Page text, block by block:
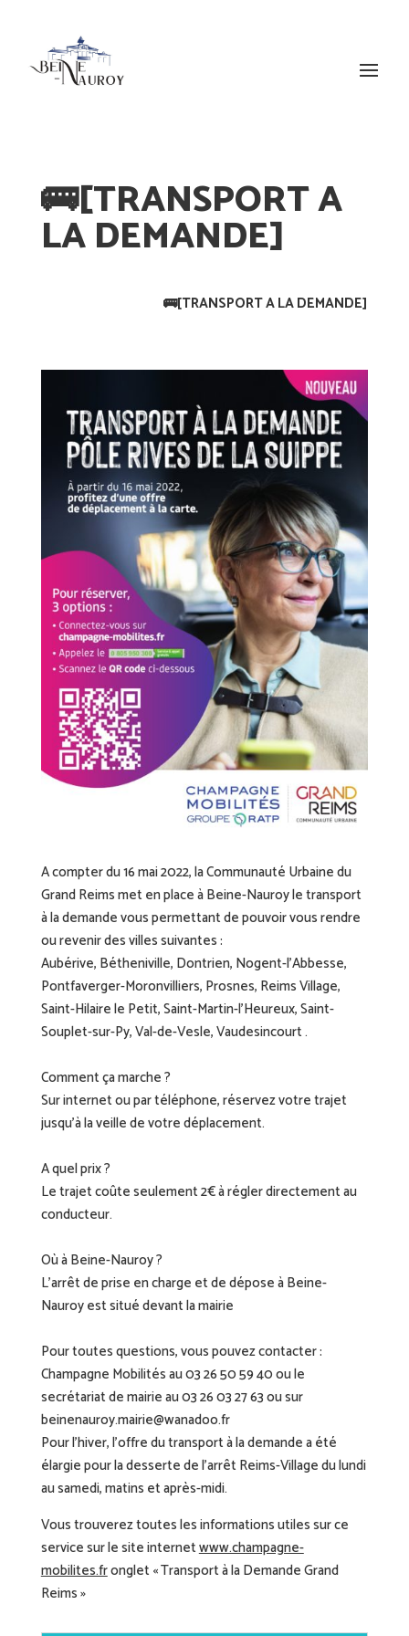
🚌[TRANSPORT A
LA DEMANDE]
🚌[TRANSPORT A LA DEMANDE]
A compter du 16 mai 2022, la Communauté Urbaine du
Grand Reims met en place à Beine-Nauroy le transport
à la demande vous permettant de pouvoir vous rendre
ou revenir des villes suivantes :
Aubérive, Bétheniville, Dontrien, Nogent-l’Abbesse,
Pontfaverger-Moronvilliers, Prosnes, Reims Village,
Saint-Hilaire le Petit, Saint-Martin-l’Heureux, Saint-
Souplet-sur-Py, Val-de-Vesle, Vaudesincourt .
Comment ça marche ?
Sur internet ou par téléphone, réservez votre trajet
jusqu’à la veille de votre déplacement.
A quel prix ?
Le trajet coûte seulement 2€ à régler directement au
conducteur.
Où à Beine-Nauroy ?
L’arrêt de prise en charge et de dépose à Beine-
Nauroy est situé devant la mairie
Pour toutes questions, vous pouvez contacter :
Champagne Mobilités au 03 26 50 59 40 ou le
secrétariat de mairie au 03 26 03 27 63 ou sur
beinenauroy.mairie@wanadoo.fr
Pour l’hiver, l’offre du transport à la demande a été
élargie pour la desserte de l’arrêt Reims-Village du lundi
au samedi, matins et après-midi.
Vous trouverez toutes les informations utiles sur ce
service sur le site internetwww.champagne-
mobilites.fronglet « Transport à la Demande Grand
Reims »